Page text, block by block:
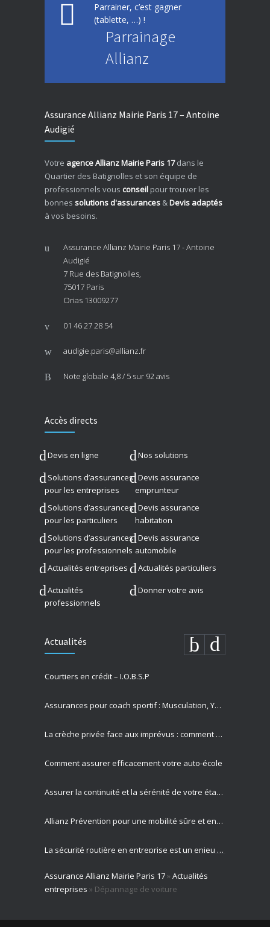
Parrainer, c’est gagner
(tablette, …) !
Parrainage
Allianz
Assurance Allianz Mairie Paris 17 – Antoine
Audigié
Votre agence Allianz Mairie Paris 17dans le
Quartier des Batignolles et son équipe de
professionnels vous conseil pour trouver les
bonnes solutions d'assurances &Devis adaptés
à vos besoins.
Assurance Allianz Mairie Paris 17 - Antoine
Audigié
7 Rue des Batignolles,
75017 Paris
Orias 13009277
01 46 27 28 54
audigie.paris@allianz.fr
Note globale 4,8 / 5 sur 92 avis
Accès directs
Devis en ligne Nos solutions
Solutions d’assurances
pour les entreprises
Devis assurance
emprunteur
Solutions d’assurances
pour les particuliers
Devis assurance
habitation
Solutions d’assurances
pour les professionnels
Devis assurance
automobile
Actualités entreprises
Actualités particuliers
Actualités
professionnels
Donner votre avis
Actualités
Courtiers en crédit – I.O.B.S.P
Assurances pour coach sportif : Musculation, Yoga et Équitation
La crèche privée face aux imprévus : comment Allianz protège vos missions les plus précieuses
Comment assurer efficacement votre auto-école
Assurer la continuité et la sérénité de votre établissement privé
Allianz Prévention pour une mobilité sûre et engagement sociétal
La sécurité routière en entreprise est un enjeu majeur pour votre activité professionnelle
Assurance Allianz Mairie Paris 17» Actualités
entreprises » Dépannage de voiture